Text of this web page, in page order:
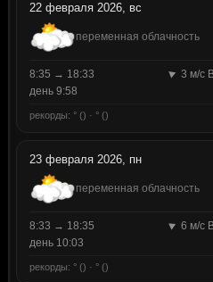
22 февраля 2026, вс
переменная облачность
8:35 → 18:33
3 м/с
день 9:58
рекорды: ° () · ° ()
23 февраля 2026, пн
переменная облачность
8:33 → 18:35
6 м/с
день 10:03
рекорды: ° () · ° ()